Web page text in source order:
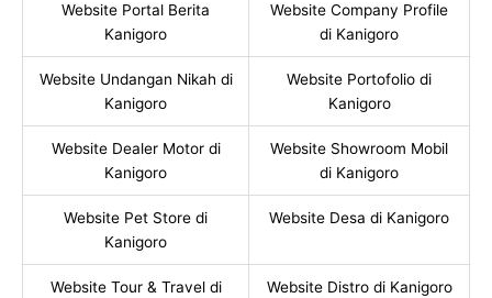
Website Portal Berita
Kanigoro
Website Company Profile
di Kanigoro
Website Undangan Nikah di
Kanigoro
Website Portofolio di
Kanigoro
Website Dealer Motor di
Kanigoro
Website Showroom Mobil
di Kanigoro
Website Pet Store di
Kanigoro
Website Desa di Kanigoro
Website Tour & Travel di
Website Distro di Kanigoro